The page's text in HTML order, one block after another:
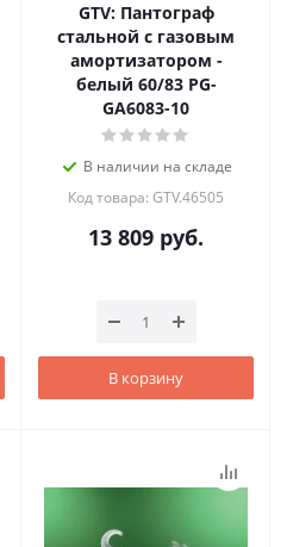
GTV: Пантограф
стальной с газовым
амортизатором -
белый 60/83 PG-
GA6083-10
В наличии на складе
Код товара: GTV.46505
13 809 руб.
В корзину